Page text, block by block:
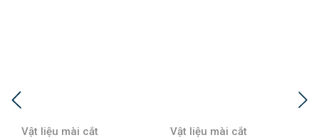
Vật liệu mài cắt Vật liệu mài cắt